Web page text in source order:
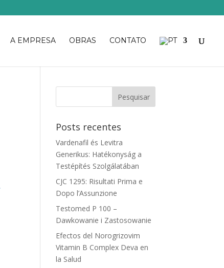
A EMPRESA OBRAS CONTATO
Posts recentes
Vardenafil és Levitra
Generikus: Hatékonyság a
Testépítés Szolgálatában
CJC 1295: Risultati Prima e
Dopo l’Assunzione
Testomed P 100 –
Dawkowanie i Zastosowanie
Efectos del Norogrizovim
Vitamin B Complex Deva en
la Salud